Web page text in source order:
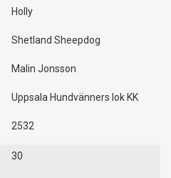
Holly
Shetland Sheepdog
Malin Jonsson
Uppsala Hundvänners lok KK
2532
30